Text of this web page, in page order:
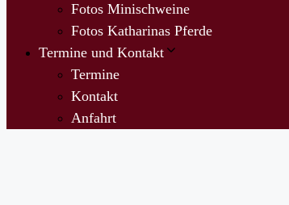
Fotos Minischweine
Fotos Katharinas Pferde
Termine und Kontakt
Termine
Kontakt
Anfahrt